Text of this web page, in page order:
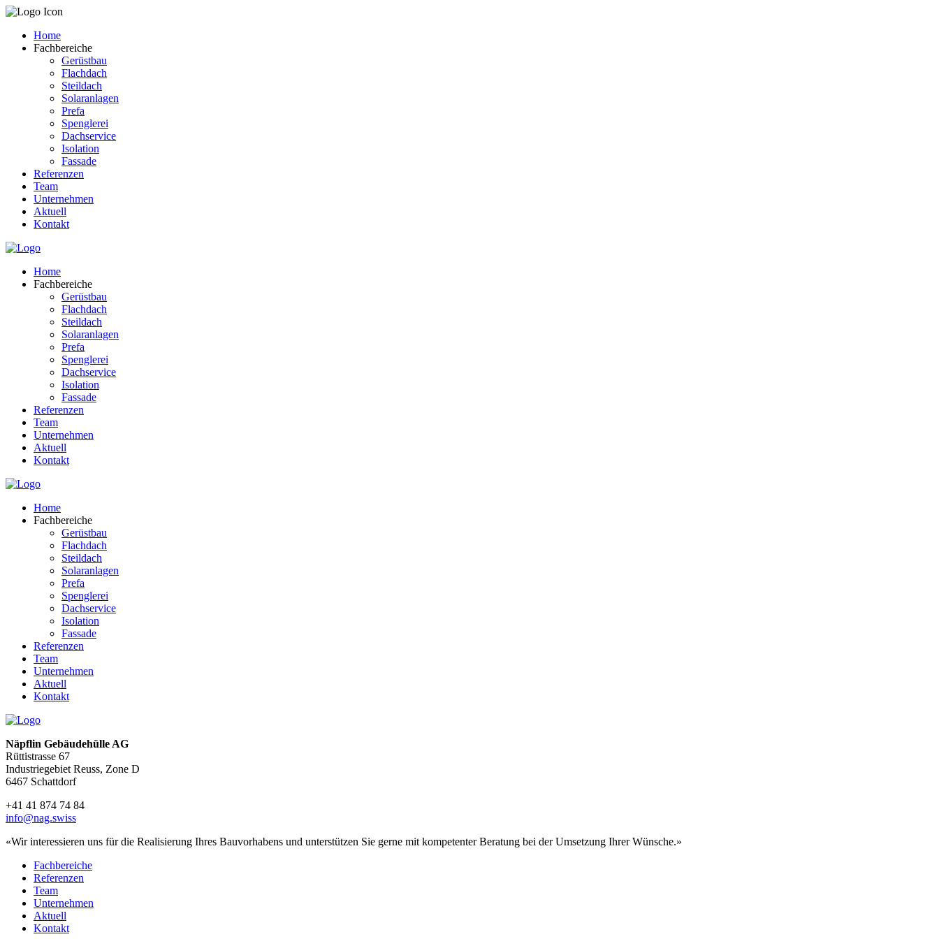
Home
Fachbereiche
Gerüstbau
Flachdach
Steildach
Solaranlagen
Prefa
Spenglerei
Dachservice
Isolation
Fassade
Referenzen
Team
Unternehmen
Aktuell
Kontakt
Home
Fachbereiche
Gerüstbau
Flachdach
Steildach
Solaranlagen
Prefa
Spenglerei
Dachservice
Isolation
Fassade
Referenzen
Team
Unternehmen
Aktuell
Kontakt
Home
Fachbereiche
Gerüstbau
Flachdach
Steildach
Solaranlagen
Prefa
Spenglerei
Dachservice
Isolation
Fassade
Referenzen
Team
Unternehmen
Aktuell
Kontakt
Näpflin Gebäudehülle AG
Rüttistrasse 67
Industriegebiet Reuss, Zone D
6467 Schattdorf
+41 41 874 74 84
info@nag.swiss
«Wir interessieren uns für die Realisierung Ihres Bauvorhabens und unterstützen Sie gerne mit kompetenter Beratung bei der Umsetzung Ihrer Wünsche.»
Fachbereiche
Referenzen
Team
Unternehmen
Aktuell
Kontakt